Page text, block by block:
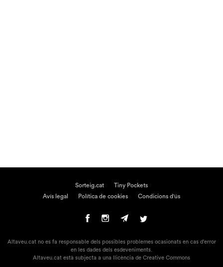
Sorteig.cat
Tiny Pockets
Avís legal
Política de cookies Condicions d'ús
Altaveu.cat no es fa responsable dels possibles problemes ocasionats en cas d'error
en les dades dels esdeveniments.
Altaveu.cat està subjecta a una llicència de Creative Commons